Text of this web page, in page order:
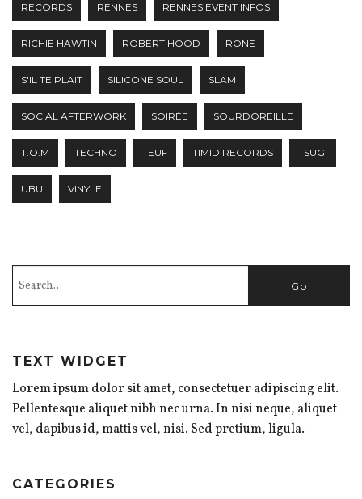
RECORDS RENNES RENNES EVENT INFOS
RICHIE HAWTIN ROBERT HOOD RONE
S'IL TE PLAIT SILICONE SOUL SLAM
SOCIAL AFTERWORK SOIRÉE SOURDOREILLE
T.O.M TECHNO TEUF TIMID RECORDS TSUGI
UBU VINYLE
TEXT WIDGET
Lorem ipsum dolor sit amet, consectetuer adipiscing elit.
Pellentesque aliquet nibh nec urna. In nisi neque, aliquet
vel, dapibus id, mattis vel, nisi. Sed pretium, ligula.
CATEGORIES